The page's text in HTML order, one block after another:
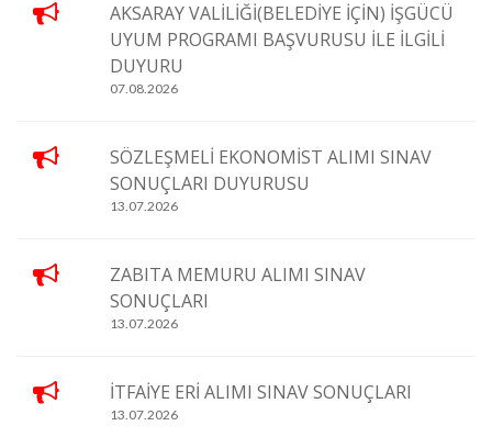
AKSARAY VALİLİĞİ(BELEDİYE İÇİN) İŞGÜCÜ
UYUM PROGRAMI BAŞVURUSU İLE İLGİLİ
DUYURU
07.08.2026
SÖZLEŞMELİ EKONOMİST ALIMI SINAV
SONUÇLARI DUYURUSU
13.07.2026
ZABITA MEMURU ALIMI SINAV
SONUÇLARI
13.07.2026
İTFAİYE ERİ ALIMI SINAV SONUÇLARI
13.07.2026